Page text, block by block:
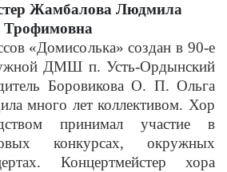
Жамбалова Людмила
Трофимовна
«Домисолька» создан в 90-е
ДМШ п. Усть-Ордынский
Боровикова О. П. Ольга
много лет коллективом. Хор
принимал участие в
конкурсах, окружных
Концертмейстер хора